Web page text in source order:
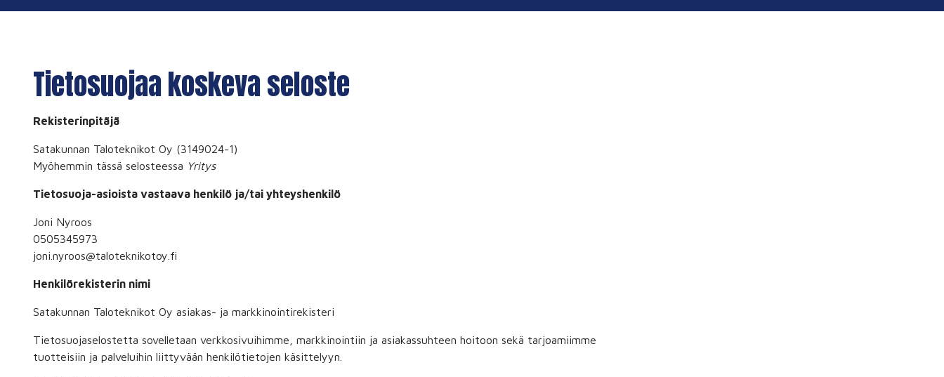
Tietosuojaa koskeva seloste
Rekisterinpitäjä
Satakunnan Taloteknikot Oy (3149024-1)
Myöhemmin tässä selosteessa Yritys
Tietosuoja-asioista vastaava henkilö ja/tai yhteyshenkilö
Joni Nyroos
0505345973
joni.nyroos@taloteknikotoy.fi
Henkilörekisterin nimi
Satakunnan Taloteknikot Oy asiakas- ja markkinointirekisteri
Tietosuojaselostetta sovelletaan verkkosivuihimme, markkinointiin ja asiakassuhteen hoitoon sekä tarjoamiimme
tuotteisiin ja palveluihin liittyvään henkilötietojen käsittelyyn.